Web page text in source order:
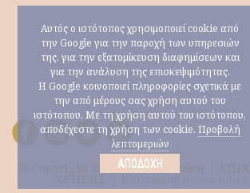
© Copyright 2026 Μαρία Ηλιάκη |
Κατασκευή
Αυτός ο ιστότοπος χρησιμοποιεί cookie από
την Google για την παροχή των υπηρεσιών
της, για την εξατομίκευση διαφημίσεων και
για την ανάλυση της επισκεψιμότητας.
Η Google κοινοποιεί πληροφορίες σχετικά με
την από μέρους σας χρήση αυτού του
ιστότοπου. Με τη χρήση αυτού του ιστότοπου,
αποδέχεστε τη χρήση των cookie. Προβολή
λεπτομεριών
ΑΠΟΔΟΧΉ